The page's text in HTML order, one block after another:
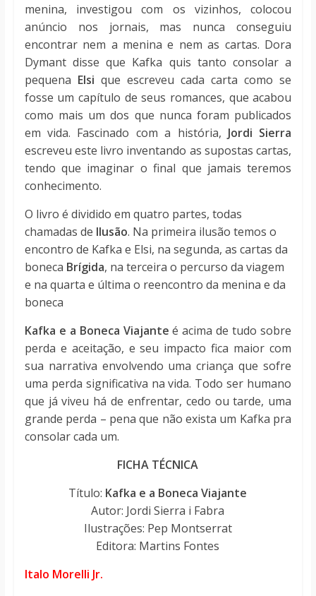
menina, investigou com os vizinhos, colocou
anúncio nos jornais, mas nunca conseguiu
encontrar nem a menina e nem as cartas. Dora
Dymant disse que Kafka quis tanto consolar a
pequena Elsi que escreveu cada carta como se
fosse um capítulo de seus romances, que acabou
como mais um dos que nunca foram publicados
em vida. Fascinado com a história, Jordi Sierra
escreveu este livro inventando as supostas cartas,
tendo que imaginar o final que jamais teremos
conhecimento.
O livro é dividido em quatro partes, todas
chamadas de Ilusão. Na primeira ilusão temos o
encontro de Kafka e Elsi, na segunda, as cartas da
boneca Brígida, na terceira o percurso da viagem
e na quarta e última o reencontro da menina e da
boneca
Kafka e a Boneca Viajante é acima de tudo sobre
perda e aceitação, e seu impacto fica maior com
sua narrativa envolvendo uma criança que sofre
uma perda significativa na vida. Todo ser humano
que já viveu há de enfrentar, cedo ou tarde, uma
grande perda – pena que não exista um Kafka pra
consolar cada um.
FICHA TÉCNICA
Título: Kafka e a Boneca Viajante
Autor: Jordi Sierra i Fabra
Ilustrações: Pep Montserrat
Editora: Martins Fontes
Italo Morelli Jr.